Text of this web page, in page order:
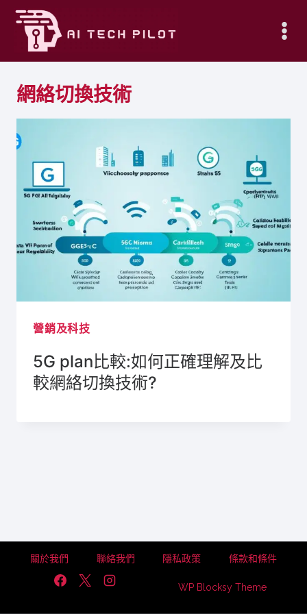
Skip
content
網絡切換技術
營銷及科技
5G plan比較:如何正確理解及比
較網絡切換技術?
關於我們 聯絡我們 隱私政策 條款和條件
WP Blocksy Theme